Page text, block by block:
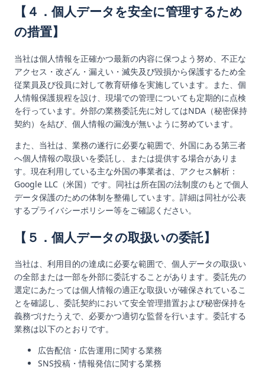
【４．個人データを安全に管理するため
の措置】
当社は個人情報を正確かつ最新の内容に保つよう努め、不正な
アクセス・改ざん・漏えい・滅失及び毀損から保護するため全
従業員及び役員に対して教育研修を実施しています。また、個
人情報保護規程を設け、現場での管理についても定期的に点検
を行っています。外部の業務委託先に対してはNDA（秘密保持
契約）を結び、個人情報の漏洩が無いように努めています。
また、当社は、業務の遂行に必要な範囲で、外国にある第三者
へ個人情報の取扱いを委託し、または提供する場合がありま
す。現在利用している主な外国の事業者は、アクセス解析：
Google LLC（米国）です。同社は所在国の法制度のもとで個人
データ保護のための体制を整備しています。詳細は同社が公表
するプライバシーポリシー等をご確認ください。
【５．個人データの取扱いの委託】
当社は、利用目的の達成に必要な範囲で、個人データの取扱い
の全部または一部を外部に委託することがあります。委託先の
選定にあたっては個人情報の適正な取扱いが確保されているこ
とを確認し、委託契約において安全管理措置および秘密保持を
義務づけたうえで、必要かつ適切な監督を行います。委託する
業務は以下のとおりです。
広告配信・広告運用に関する業務
SNS投稿・情報発信に関する業務